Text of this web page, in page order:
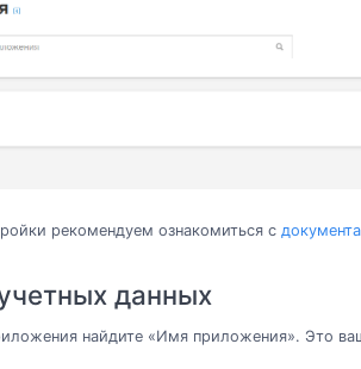
рекомендуем ознакомиться с
данных
найдите «Имя приложения». Это